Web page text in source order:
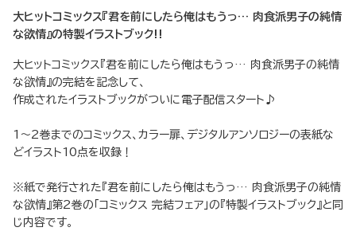
大ヒットコミックス『君を前にしたら俺はもうっ… 肉食派男子の純情
な欲情』の特製イラストブック!!
大ヒットコミックス『君を前にしたら俺はもうっ… 肉食派男子の純情
な欲情』の完結を記念して、
作成されたイラストブックがついに電子配信スタート♪
1～2巻までのコミックス、カラー扉、デジタルアンソロジーの表紙な
どイラスト10点を収録！
※紙で発行された『君を前にしたら俺はもうっ… 肉食派男子の純情
な欲情』第2巻の「コミックス 完結フェア」の『特製イラストブック』と同
じ内容です。